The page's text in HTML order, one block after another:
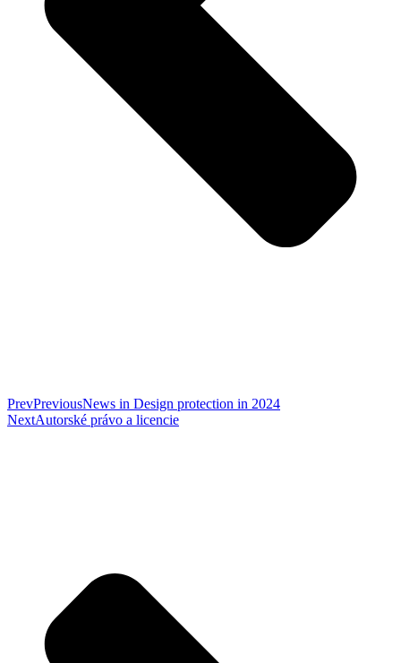
PrevPreviousNews in Design protection in 2024
NextAutorské právo a licencie